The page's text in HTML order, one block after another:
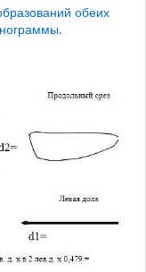
обеих